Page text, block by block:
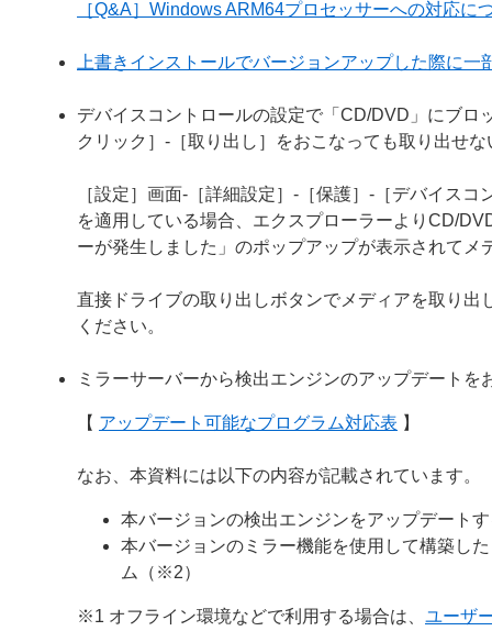
［Q&A］Windows ARM64プロセッサーへの対応に
上書きインストールでバージョンアップした際に一
デバイスコントロールの設定で「CD/DVD」にブ
クリック］-［取り出し］をおこなっても取り出せな
［設定］画面-［詳細設定］-［保護］-［デバイス
を適用している場合、エクスプローラーよりCD/
ーが発生しました」のポップアップが表示されてメ
直接ドライブの取り出しボタンでメディアを取り
ください。
ミラーサーバーから検出エンジンのアップデート
【 アップデート可能なプログラム対応表 】
なお、本資料には以下の内容が記載されています。
本バージョンの検出エンジンをアップデート
本バージョンのミラー機能を使用して構築し
ム（※2）
※1 オフライン環境などで利用する場合は、 ユーザ